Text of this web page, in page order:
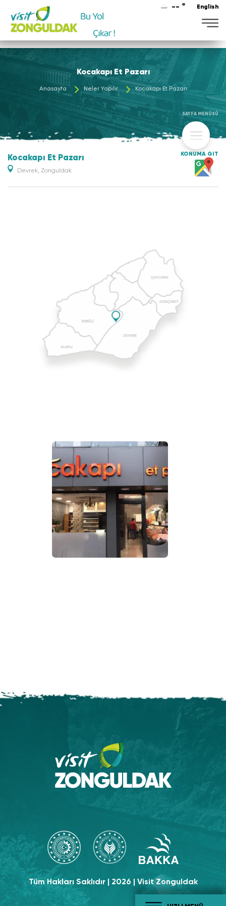
-- ° English
Kocakapı Et Pazarı
Anasayfa Neler Yapılır Kocakapı Et Pazarı
SAYFA MENÜSÜ
Kocakapı Et Pazarı
Devrek, Zonguldak
KONUMA GİT
Tüm Hakları Saklıdır | 2026 | Visit Zonguldak